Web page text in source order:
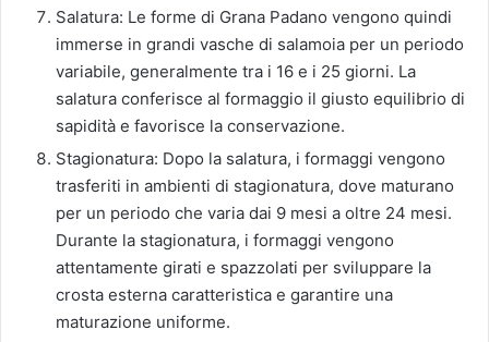
Salatura: Le forme di Grana Padano vengono quindi
immerse in grandi vasche di salamoia per un periodo
variabile, generalmente tra i 16 e i 25 giorni. La
salatura conferisce al formaggio il giusto equilibrio di
sapidità e favorisce la conservazione.
Stagionatura: Dopo la salatura, i formaggi vengono
trasferiti in ambienti di stagionatura, dove maturano
per un periodo che varia dai 9 mesi a oltre 24 mesi.
Durante la stagionatura, i formaggi vengono
attentamente girati e spazzolati per sviluppare la
crosta esterna caratteristica e garantire una
maturazione uniforme.